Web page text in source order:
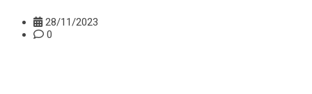
28/11/2023
0